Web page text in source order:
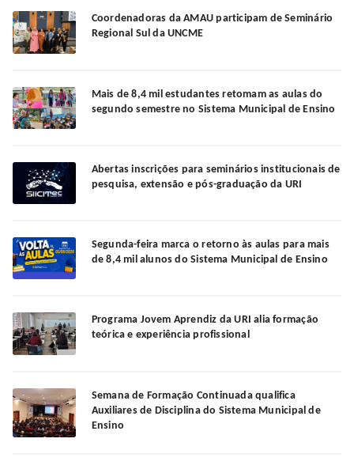
Coordenadoras da AMAU participam de Seminário
Regional Sul da UNCME
Mais de 8,4 mil estudantes retomam as aulas do
segundo semestre no Sistema Municipal de Ensino
Abertas inscrições para seminários institucionais de
pesquisa, extensão e pós-graduação da URI
Segunda-feira marca o retorno às aulas para mais
de 8,4 mil alunos do Sistema Municipal de Ensino
Programa Jovem Aprendiz da URI alia formação
teórica e experiência profissional
Semana de Formação Continuada qualifica
Auxiliares de Disciplina do Sistema Municipal de
Ensino